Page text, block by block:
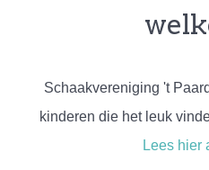
Schaakvereniging 't
kinderen die het leuk
Lees hier